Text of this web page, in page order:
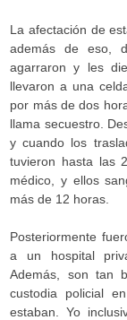
La afectación de
además de eso,
agarraron y les
llevaron a una
por más de dos
llama secuestro.
y cuando los
tuvieron hasta las
médico, y ellos
más de 12 horas.
Posteriormente
a un hospital
Además, son tan
custodia policial
estaban. Yo